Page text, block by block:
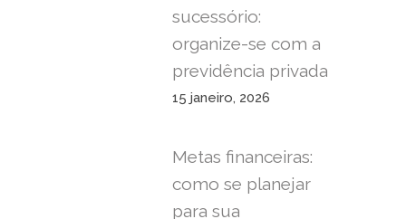
sucessório:
organize-se com a
previdência privada
15 janeiro, 2026
Metas financeiras:
como se planejar
para sua